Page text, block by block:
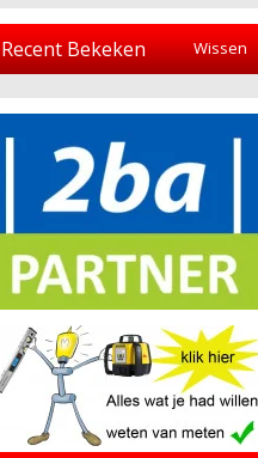
Recent Bekeken Wissen